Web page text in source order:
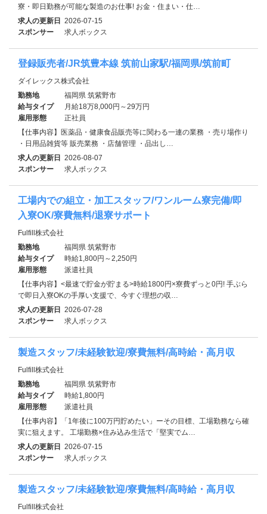
寮・即日勤務が可能な製造のお仕事! お金・住まい・仕…
求人の更新日 2026-07-15
スポンサー
求人ボックス
登録販売者/JR筑豊本線 筑前山家駅/福岡県/筑前町
ダイレックス株式会社
勤務地
福岡県 筑紫野市
給与タイプ
月給18万8,000円～29万円
雇用形態
正社員
【仕事内容】医薬品・健康食品販売等に関わる一連の業務 ・売り場作り
・日用品雑貨等 販売業務 ・店舗管理 ・品出し…
求人の更新日 2026-08-07
スポンサー
求人ボックス
工場内での組立・加工スタッフ/ワンルーム寮完備/即
入寮OK/寮費無料/退寮サポート
Fulfill株式会社
勤務地
福岡県 筑紫野市
給与タイプ
時給1,800円～2,250円
雇用形態
派遣社員
【仕事内容】<最速で貯金が貯まる>時給1800円×寮費ずっと0円! 手ぶら
で即日入寮OKの手厚い支援で、今すぐ理想の収…
求人の更新日 2026-07-28
スポンサー
求人ボックス
製造スタッフ/未経験歓迎/寮費無料/高時給・高月収
Fulfill株式会社
勤務地
福岡県 筑紫野市
給与タイプ
時給1,800円
雇用形態
派遣社員
【仕事内容】「1年後に100万円貯めたい」ーその目標、工場勤務なら確
実に狙えます。 工場勤務×住み込み生活で「堅実でム…
求人の更新日 2026-07-15
スポンサー
求人ボックス
製造スタッフ/未経験歓迎/寮費無料/高時給・高月収
Fulfill株式会社